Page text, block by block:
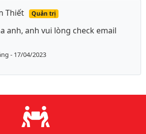
Thiết Quản trị
anh, anh vui lòng check email
- 17/04/2023
tôi